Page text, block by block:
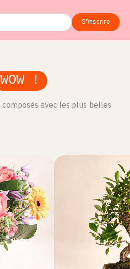
S'inscrire
WOW !
avec les plus belles